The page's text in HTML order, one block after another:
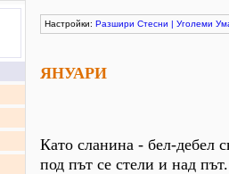
Настройки: Разшири Стесни | Уголеми
ЯНУАРИ
Като сланина - бел-дебел
под път се стели и над